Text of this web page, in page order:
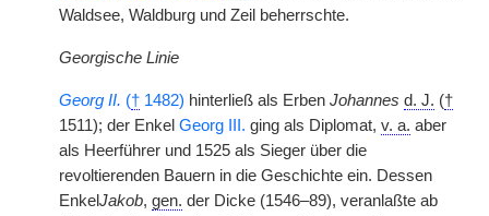
Waldsee, Waldburg und Zeil beherrschte.
Georgische Linie
Georg II. († 1482) hinterließ als Erben Johannes d. J. (†
1511); der Enkel Georg III. ging als Diplomat, v. a. aber
als Heerführer und 1525 als Sieger über die
revoltierenden Bauern in die Geschichte ein. Dessen
EnkelJakob, gen. der Dicke (1546–89), veranlaßte ab